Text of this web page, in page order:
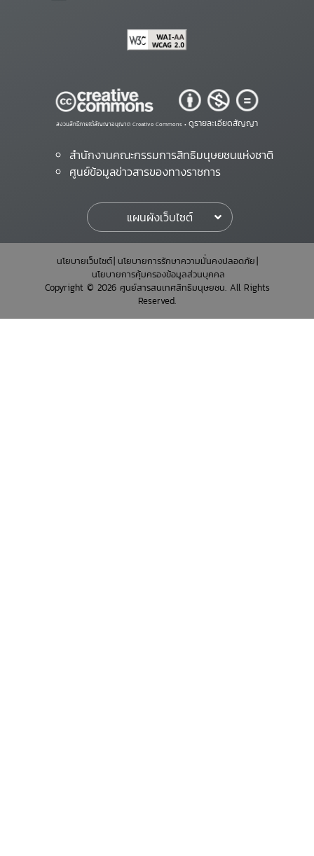
สงวนสิทธิ์ภายใต้สัญญาอนุญาต Creative Commons • ดูรายละเอียดสัญญา
สำนักงานคณะกรรมการสิทธิมนุษยชนแห่งชาติ
ศูนย์ข้อมูลข่าวสารของทางราชการ
แผนผังเว็บไซต์
นโยบายเว็บไซต์ นโยบายการรักษาความมั่นคงปลอดภัย
นโยบายการคุ้มครองข้อมูลส่วนบุคคล
Copyright © 2026 ศูนย์สารสนเทศสิทธิมนุษยชน. All Rights
Reserved.